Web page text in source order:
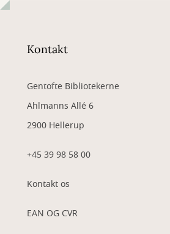
Kontakt
Gentofte Bibliotekerne
Ahlmanns Allé 6
2900 Hellerup
+45 39 98 58 00
Kontakt os
EAN OG CVR